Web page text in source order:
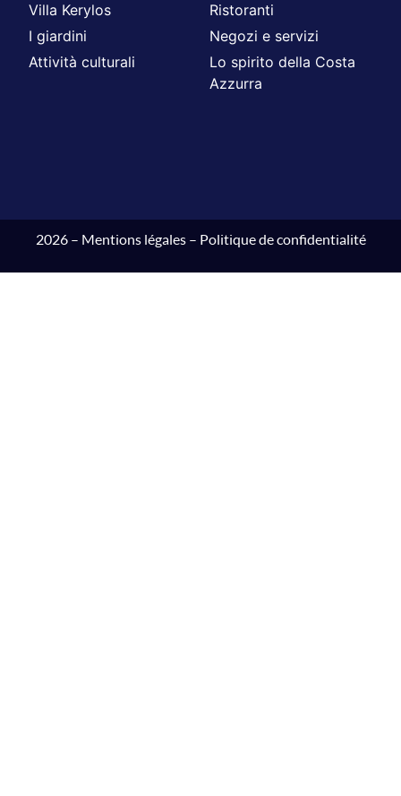
Villa Kerylos
Ristoranti
I giardini
Negozi e servizi
Attività culturali
Lo spirito della Costa
Azzurra
2026 – Mentions légales– Politique de confidentialité